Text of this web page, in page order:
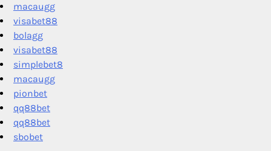
macaugg
visabet88
bolagg
visabet88
simplebet8
macaugg
pionbet
qq88bet
qq88bet
sbobet